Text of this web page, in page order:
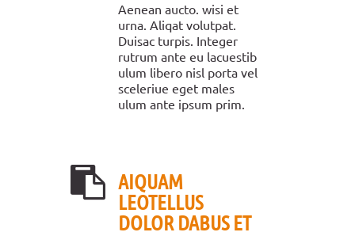
Aenean aucto. wisi et
urna. Aliqat volutpat.
Duisac turpis. Integer
rutrum ante eu lacuestib
ulum libero nisl porta vel
sceleriue eget males
ulum ante ipsum prim.
AIQUAM
LEOTELLUS
DOLOR DABUS ET